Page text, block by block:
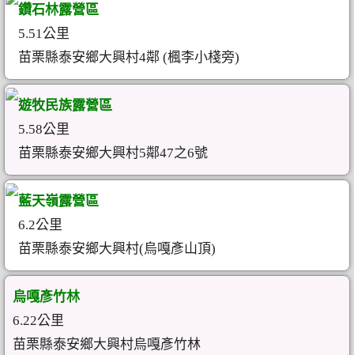
鑽石林露營區
5.51公里
苗栗縣泰安鄉大興村4鄰 (楓李小棧旁)
遊牧民族露營區
5.58公里
苗栗縣泰安鄉大興村5鄰47之6號
藍天嶺露營區
6.2公里
苗栗縣泰安鄉大興村(烏嘎彥山頂)
烏嘎彥竹林
6.22公里
苗栗縣泰安鄉大興村烏嘎彥竹林